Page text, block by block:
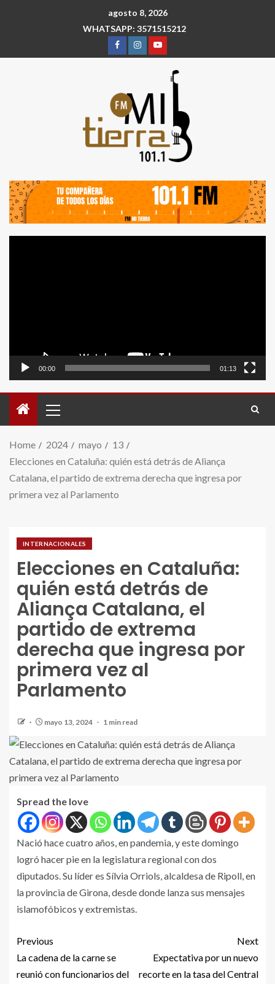
agosto 8, 2026
WHATSAPP: 3571515212
00:00 01:13
Home 2024 mayo
13
Elecciones en Cataluña: quién está detrás de Aliança
Catalana, el partido de extrema derecha que ingresa por
primera vez al Parlamento
INTERNACIONALES
Elecciones en Cataluña:
quién está detrás de
Aliança Catalana, el
partido de extrema
derecha que ingresa por
primera vez al
Parlamento
mayo 13, 2024 1 min read
Spread the love
Nació hace cuatro años, en pandemia, y este domingo
logró hacer pie en la legislatura regional con dos
diputados. Su líder es Sílvia Orriols, alcaldesa de Ripoll, en
la provincia de Girona, desde donde lanza sus mensajes
islamofóbicos y extremistas.
Previous
La cadena de la carne se
reunió con funcionarios del
Next
Expectativa por un nuevo
recorte en la tasa del Central